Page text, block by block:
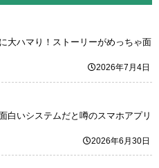
大ハマり！ストーリーがめっちゃ面
2026年7月4日
白いシステムだと噂のスマホアプリ
2026年6月30日